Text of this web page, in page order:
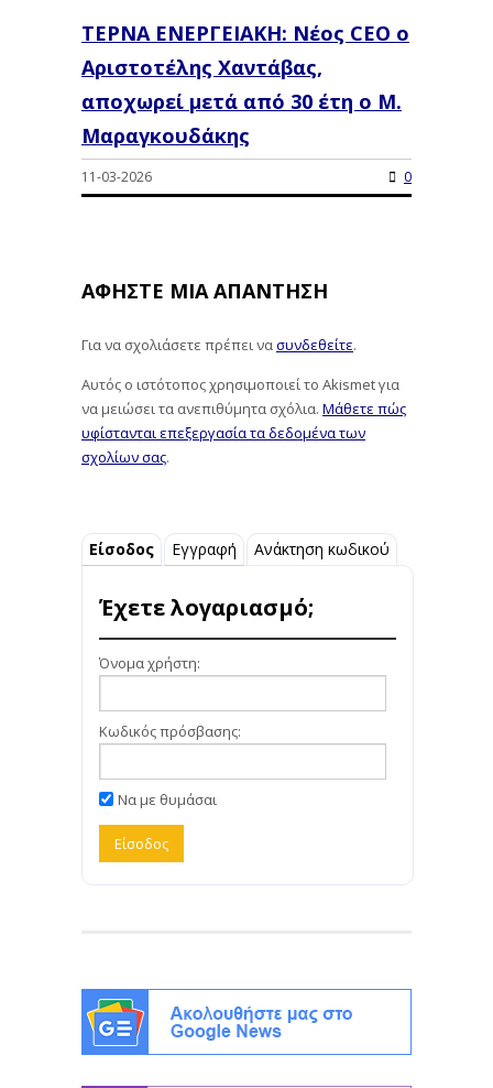
ΤΕΡΝΑ ΕΝΕΡΓΕΙΑΚΗ: Νέος CEO ο
Αριστοτέλης Χαντάβας,
αποχωρεί μετά από 30 έτη ο Μ.
Μαραγκουδάκης
11-03-2026 0
ΑΦΉΣΤΕ ΜΙΑ ΑΠΆΝΤΗΣΗ
Για να σχολιάσετε πρέπει νασυνδεθείτε.
Αυτός ο ιστότοπος χρησιμοποιεί το Akismet για
να μειώσει τα ανεπιθύμητα σχόλια. Μάθετε πώς
υφίστανται επεξεργασία τα δεδομένα των
σχολίων σας.
Είσοδος Εγγραφή Ανάκτηση κωδικού
Έχετε λογαριασμό;
Όνομα χρήστη:
Κωδικός πρόσβασης:
Να με θυμάσαι